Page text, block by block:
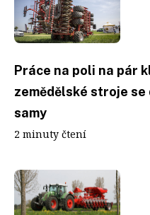
Práce na poli na pár
zemědělské stroje
samy
2 minuty čtení